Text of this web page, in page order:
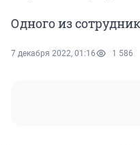
Одного из
7 декабря 2022, 01:16 1 586